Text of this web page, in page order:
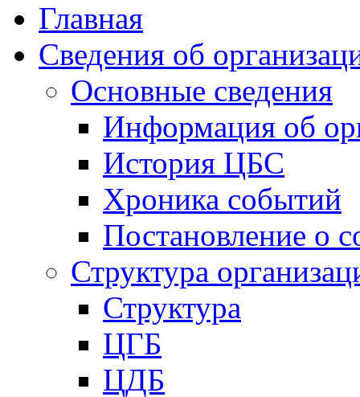
Главная
Сведения об
Основные сведения
Информация об
История ЦБС
Хроника событий
Постановление о
Структура
Структура
ЦГБ
ЦДБ